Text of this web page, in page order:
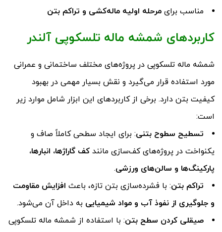
مناسب برای مرحله اولیه ماله‌کشی و تراکم بتن
کاربردهای شمشه ماله تلسکوپی آلندر
شمشه ماله تلسکوپی در پروژه‌های مختلف ساختمانی و عمرانی
مورد استفاده قرار می‌گیرد و نقش بسیار مهمی در بهبود
کیفیت بتن دارد. برخی از کاربردهای این ابزار شامل موارد زیر
است:
تسطیح سطوح بتنی: برای ایجاد سطحی کاملاً صاف و
یکنواخت در پروژه‌های کف‌سازی مانند کف گاراژها، انبارها،
پارکینگ‌ها و سالن‌های ورزشی.
تراکم بتن: با فشرده‌سازی بتن تازه، باعث افزایش مقاومت
و جلوگیری از نفوذ آب و مواد شیمیایی به داخل آن می‌شود.
صیقلی کردن سطح بتن: با استفاده از شمشه ماله تلسکوپی